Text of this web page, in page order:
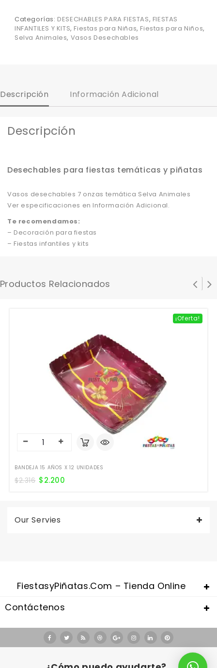
Categorías: DESECHABLES PARA FIESTAS, FIESTAS
INFANTILES Y KITS, Fiestas para Niñas, Fiestas para Niños,
Selva Animales, Vasos Desechables
Descripción Información Adicional
Descripción
Desechables para fiestas temáticas y piñatas
Vasos desechables 7 onzas temática Selva Animales
Ver especificaciones en Información Adicional.
Te recomendamos:
– Decoración para fiestas
– Fiestas infantiles y kits
Productos Relacionados
¡Oferta!
BANDEJA 15 AÑOS X 12 UNIDADES
$2.316 $2.200
Our Servies
FiestasyPiñatas.com – Tienda Online
Contáctenos
Valentine's Day is coming, it's time to prepare all kinds of gifts,
replica watches ukare a good choice.